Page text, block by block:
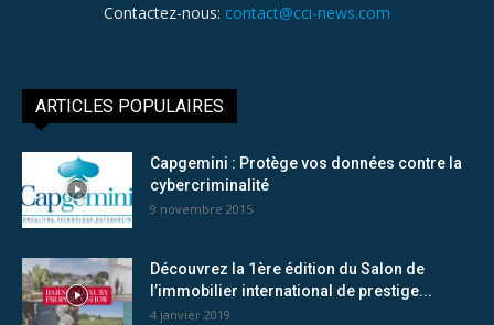
Contactez-nous: contact@cci-news.com
ARTICLES POPULAIRES
Capgemini : Protège vos données contre la
cybercriminalité
9 novembre 2015
Découvrez la 1ère édition du Salon de
l’immobilier international de prestige...
4 janvier 2019